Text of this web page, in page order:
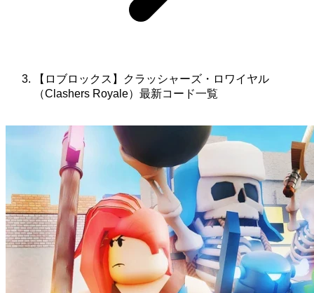
【ロブロックス】クラッシャーズ・ロワイヤル
（Clashers Royale）最新コード一覧